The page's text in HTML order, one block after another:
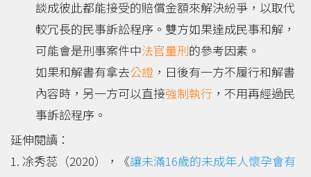
談成彼此都能接受的賠償金額來解決紛爭，以取代
較冗長的民事訴訟程序。雙方如果達成民事和解，
可能會是刑事案件中法官量刑的參考因素。
如果和解書有拿去公證 ，日後有一方不履行和解書
內容時，另一方可以直接強制執行 ，不用再經過民
事訴訟程序。
延伸閱讀：
1. 凃秀蕊（2020），《讓未滿16歲的未成年人懷孕會有